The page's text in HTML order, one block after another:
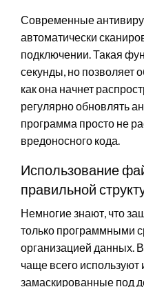
Современные
автоматически
подключении. Такая
секунды, но позволяет
как она начнет
регулярно обновлять
программа просто не
вредоносного кода.
Использование
правильной
Немногие знают, что
только программными
организацией данных.
чаще всего
замаскированные под